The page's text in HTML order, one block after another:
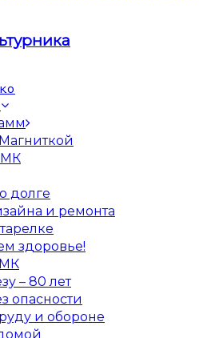
долге
и ремонта
здоровье!
– 80 лет
опасности
и обороне